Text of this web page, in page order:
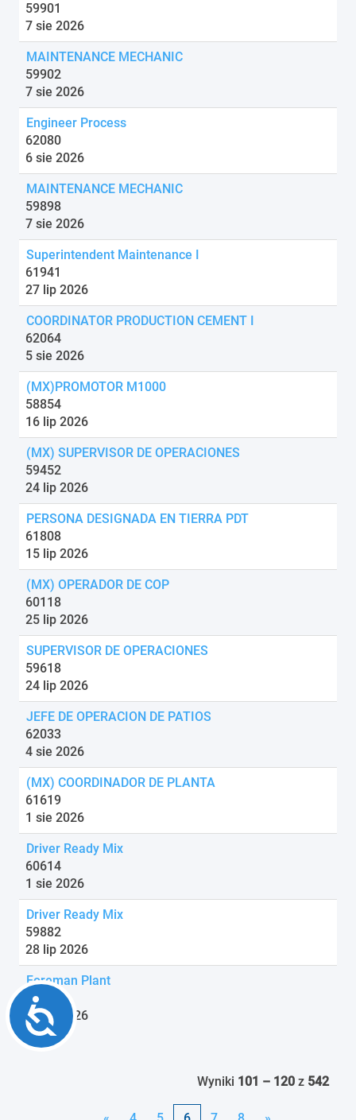
Accessibility
59901
7 sie 2026
MAINTENANCE MECHANIC
59902
7 sie 2026
Engineer Process
62080
6 sie 2026
MAINTENANCE MECHANIC
59898
7 sie 2026
Superintendent Maintenance I
61941
27 lip 2026
COORDINATOR PRODUCTION CEMENT I
62064
5 sie 2026
(MX)PROMOTOR M1000
58854
16 lip 2026
(MX) SUPERVISOR DE OPERACIONES
59452
24 lip 2026
PERSONA DESIGNADA EN TIERRA PDT
61808
15 lip 2026
(MX) OPERADOR DE COP
60118
25 lip 2026
SUPERVISOR DE OPERACIONES
59618
24 lip 2026
JEFE DE OPERACION DE PATIOS
62033
4 sie 2026
(MX) COORDINADOR DE PLANTA
61619
1 sie 2026
Driver Ready Mix
60614
1 sie 2026
Driver Ready Mix
59882
28 lip 2026
Foreman Plant
61934
24 lip 2026
Wyniki 101 – 120 z 542